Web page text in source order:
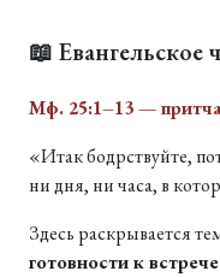
📖 Евангельское
Мф. 25:1–13 —
«Итак бодрствуйте,
ни дня, ни часа, в
Здесь раскрывается
готовности к